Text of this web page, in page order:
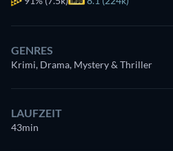
GENRES
Krimi, Drama, Mystery & Thriller
LAUFZEIT
43min